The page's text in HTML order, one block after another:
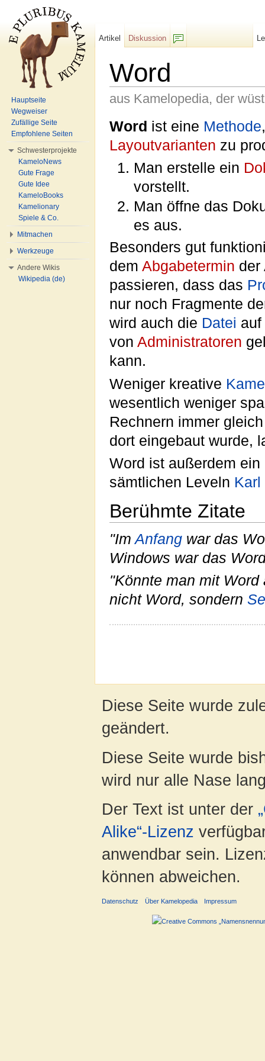
Word
aus Kamelopedia, der
Word ist eine Methode
Layoutvarianten zu
Man erstelle ein
vorstellt.
Man öffne das
es aus.
Besonders gut
dem Abgabetermin der
passieren, dass das
nur noch Fragmente
wird auch die Datei
von Administratoren
kann.
Weniger kreative
wesentlich weniger
Rechnern immer
dort eingebaut wurde,
Word ist außerdem
sämtlichen Leveln Karl
Berühmte Zitate
"ImAnfang war das
Windows war das
"Könnte man mit
nicht Word, sondern
Artikel
Diskussion
Hauptseite
Wegweiser
Zufällige Seite
Empfohlene Seiten
Schwesterprojekte
KameloNews
Gute Frage
Gute Idee
KameloBooks
Kamelionary
Spiele & Co.
Mitmachen
Werkzeuge
Andere Wikis
Wikipedia (de)
Diese Seite wurde
geändert.
Diese Seite wurde
wird nur alle Nase
Der Text ist unter der
Alike“-Lizenz
anwendbar sein.
können abweichen.
Datenschutz Über Kamelopedia Impressum